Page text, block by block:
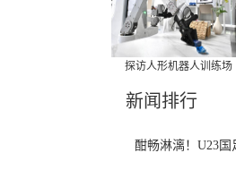
探访人形机器人训练场
新闻排行
酣畅淋漓！U23